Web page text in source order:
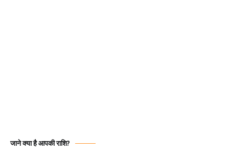
जाने क्या है आपकी राशि?